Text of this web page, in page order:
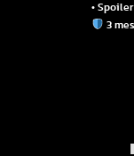
•
3